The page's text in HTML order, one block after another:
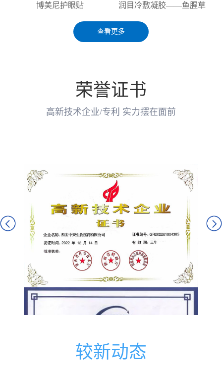
博美尼护眼贴 润目冷敷凝胶——鱼腥草
查看更多
荣誉证书
高新技术企业/专利 实力摆在面前
较新动态